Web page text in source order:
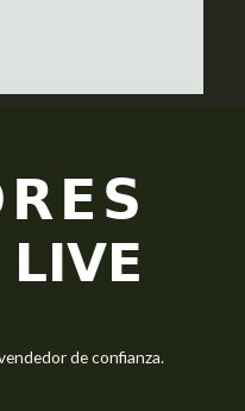
de confianza.